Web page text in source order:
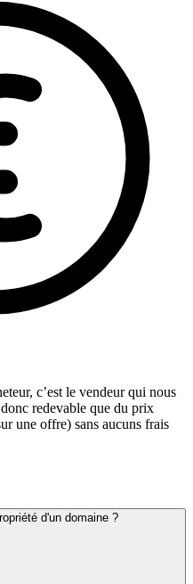
c’est le vendeur qui nous
redevable que du prix
une offre) sans aucuns frais
d'un domaine ?